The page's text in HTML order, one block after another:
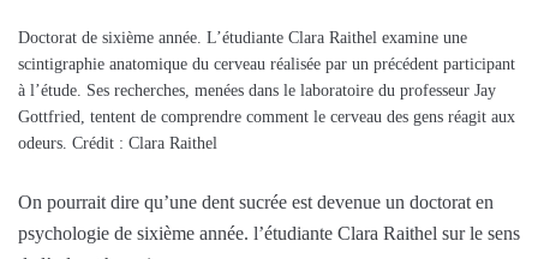
Doctorat de sixième année. L’étudiante Clara Raithel examine une
scintigraphie anatomique du cerveau réalisée par un précédent participant
à l’étude. Ses recherches, menées dans le laboratoire du professeur Jay
Gottfried, tentent de comprendre comment le cerveau des gens réagit aux
odeurs. Crédit : Clara Raithel
On pourrait dire qu’une dent sucrée est devenue un doctorat en
psychologie de sixième année. l’étudiante Clara Raithel sur le sens